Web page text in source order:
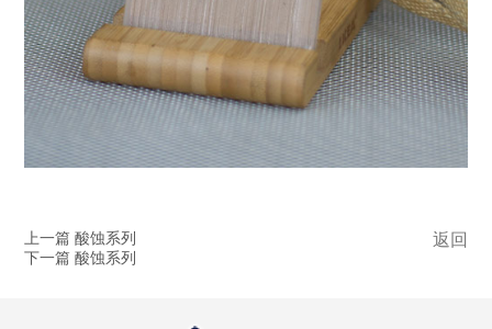
返回
上一篇 酸蚀系列
下一篇 酸蚀系列